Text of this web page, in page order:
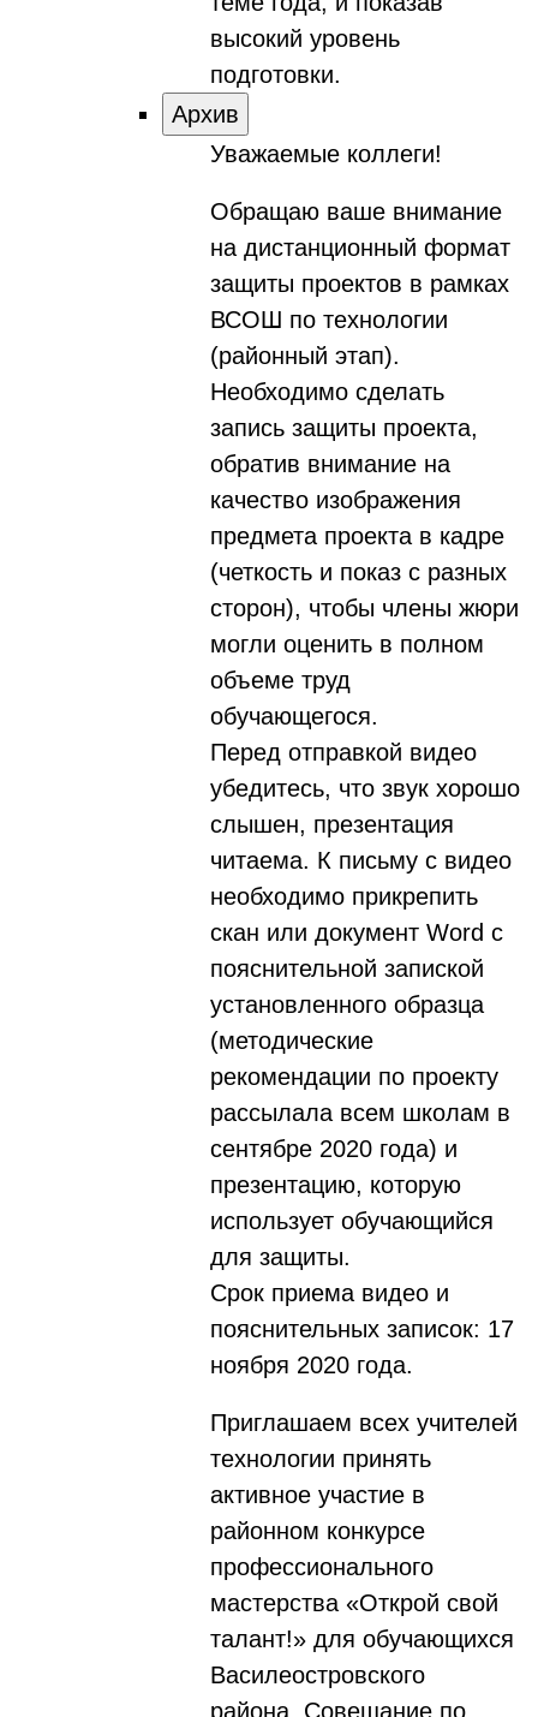
высокий уровень
подготовки.
Архив
Уважаемые коллеги!
Обращаю ваше внимание
на дистанционный формат
защиты проектов в рамках
ВСОШ по технологии
(районный этап).
Необходимо сделать
запись защиты проекта,
обратив внимание на
качество изображения
предмета проекта в кадре
(четкость и показ с разных
сторон), чтобы члены жюри
могли оценить в полном
объеме труд
обучающегося.
Перед отправкой видео
убедитесь, что звук хорошо
слышен, презентация
читаема. К письму с видео
необходимо прикрепить
скан или документ Word с
пояснительной запиской
установленного образца
(методические
рекомендации по проекту
рассылала всем школам в
сентябре 2020 года) и
презентацию, которую
использует обучающийся
для защиты.
Срок приема видео и
пояснительных записок: 17
ноября 2020 года.
Приглашаем всех учителей
технологии принять
активное участие в
районном конкурсе
профессионального
мастерства «Открой свой
талант!» для обучающихся
Василеостровского
района. Совещание по